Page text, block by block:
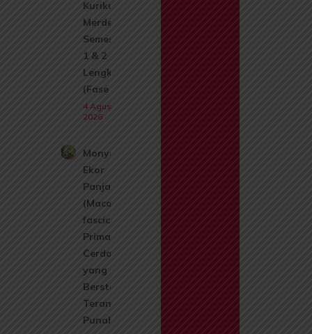
Kurikulum
Merdeka
Semester
1 & 2
Lengkap
(Fase A)
4 Agustus
2026
Monyet
Ekor
Panjang
(Macaca
fascicularis):
Primata
Cerdas
yang Kini
Berstatus
Terancam
Punah